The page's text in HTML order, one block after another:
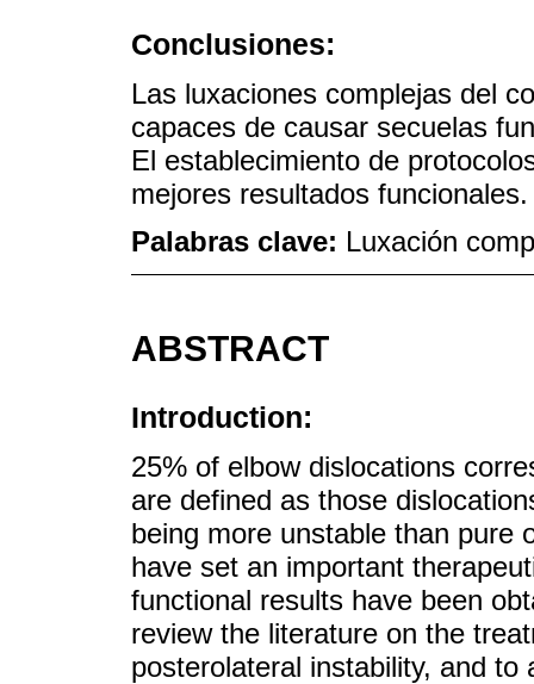
Conclusiones:
Las luxaciones complejas del
capaces de causar secuelas
El establecimiento de
mejores resultados funcionales.
Palabras clave: Luxación
ABSTRACT
Introduction:
25% of elbow dislocations
are defined as those
being more unstable than pure
have set an important
functional results have been
review the literature on the
posterolateral instability, and